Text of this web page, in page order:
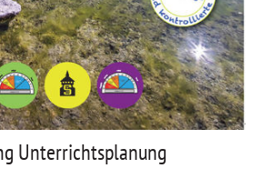
Unterrichtsplanung